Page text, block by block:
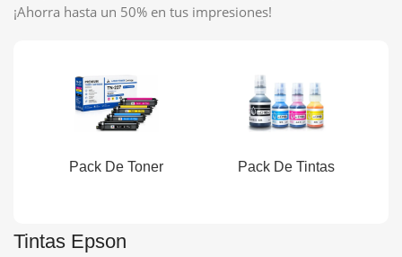
¡Ahorra hasta un 50% en tus impresiones!
Pack De Toner Pack De Tintas
Tintas Epson